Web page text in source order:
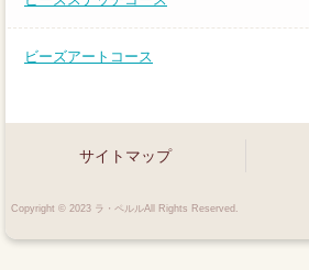
ビーズアートコース
サイトマップ
Copyright © 2023 ラ・ペルルAll Rights Reserved.